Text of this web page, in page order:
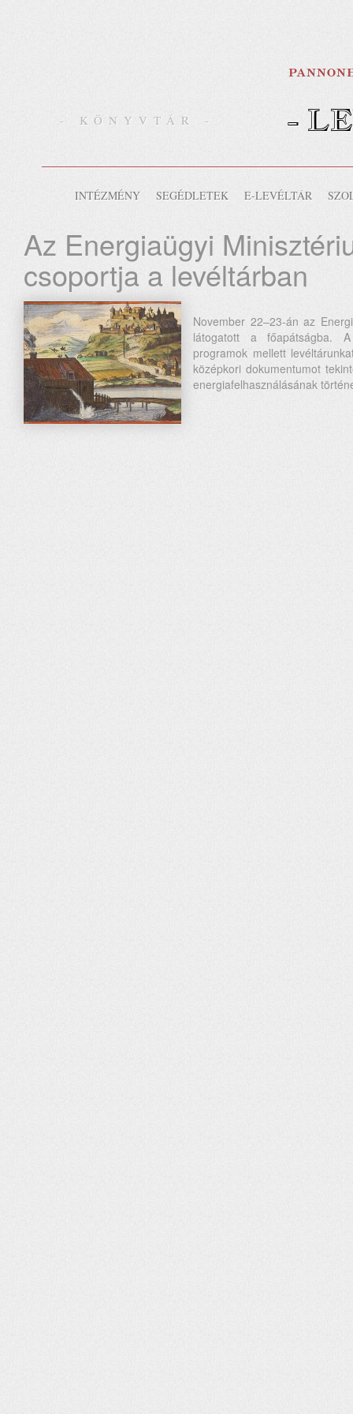
- KÖNYVTÁR - -
INTÉZMÉNY SEGÉDLETEK E-LEVÉLTÁR
Az Energiaügyi
csoportja a levéltárban
November 22–23-án az
látogatott a főapátságba.
programok mellett
középkori dokumentumot
energiafelhasználásának